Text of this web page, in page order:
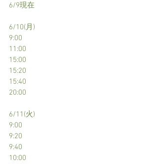
6/9現在
6/10(月)
9:00
11:00
15:00
15:20
15:40
20:00
6/11(火)
9:00
9:20
9:40
10:00